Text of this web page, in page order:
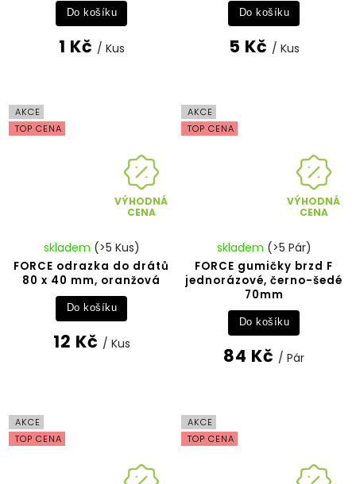
1 Kč / Kus
Do košíku
5 Kč / Kus
Do košíku
AKCE
TOP CENA
VÝHODNÁ
CENA
FORCE odrazka do drátů
80 x 40 mm, oranžová
skladem (>5 Kus)
12 Kč / Kus
Do košíku
AKCE
TOP CENA
VÝHODNÁ
CENA
FORCE gumičky brzd F
jednorázové, černo-šedé
70mm
skladem (>5 Pár)
84 Kč / Pár
Do košíku
AKCE
TOP CENA
AKCE
TOP CENA